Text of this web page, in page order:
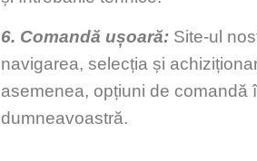
6. Comandă ușoară: Site-ul
navigarea, selecția și
asemenea, opțiuni de comandă
dumneavoastră.